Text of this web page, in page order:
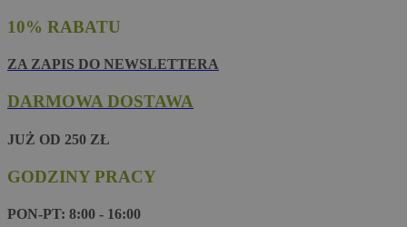
10% RABATU
ZA ZAPIS DO NEWSLETTERA
DARMOWA DOSTAWA
JUŻ OD 250 ZŁ
GODZINY PRACY
PON-PT: 8:00 - 16:00